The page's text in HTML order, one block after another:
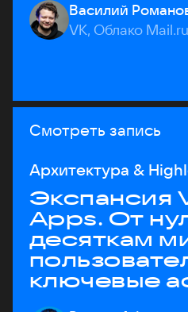
Василий
VK, Облако Mail.ru
Смотреть запись
Архитектура &
Экспансия
Apps. От
десяткам
ключевые
архитектуры